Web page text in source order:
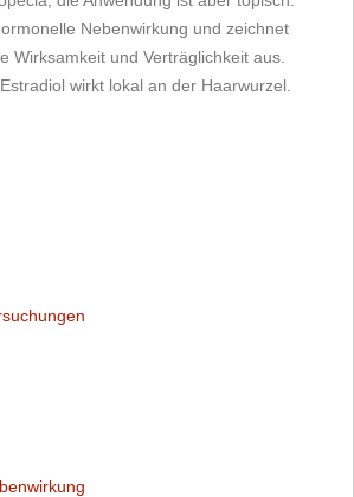
Nebenwirkung und zeichnet
Wirksamkeit und Verträglichkeit aus.
wirkt lokal an der Haarwurzel.